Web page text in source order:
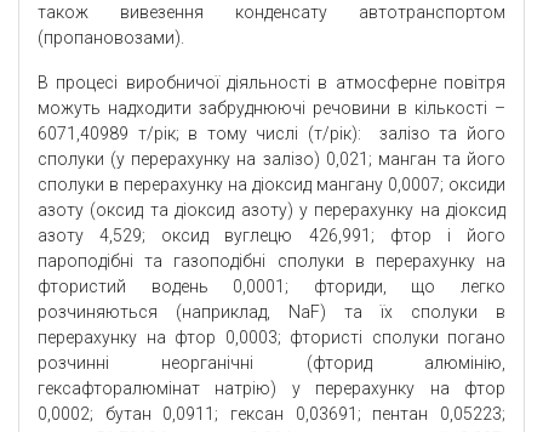
також вивезення конденсату автотранспортом
(пропановозами).
В процесі виробничої діяльності в атмосферне повітря
можуть надходити забруднюючі речовини в кількості –
6071,40989 т/рік; в тому числі (т/рік): залізо та його
сполуки (у перерахунку на залізо) 0,021; манган та його
сполуки в перерахунку на діоксид мангану 0,0007; оксиди
азоту (оксид та діоксид азоту) у перерахунку на діоксид
азоту 4,529; оксид вуглецю 426,991; фтор і його
пароподібні та газоподібні сполуки в перерахунку на
фтористий водень 0,0001; фториди, що легко
розчиняються (наприклад, NaF) та їх сполуки в
перерахунку на фтор 0,0003; фтористі сполуки погано
розчинні неорганічні (фторид алюмінію,
гексафторалюмінат натрію) у перерахунку на фтор
0,0002; бутан 0,0911; гексан 0,03691; пентан 0,05223;